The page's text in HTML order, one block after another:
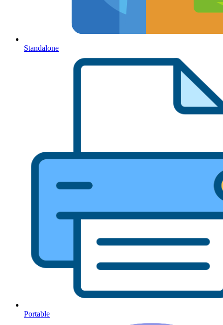
Standalone
Portable